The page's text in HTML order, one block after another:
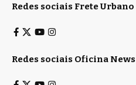
Redes sociais Frete Urbano
Redes sociais Oficina News